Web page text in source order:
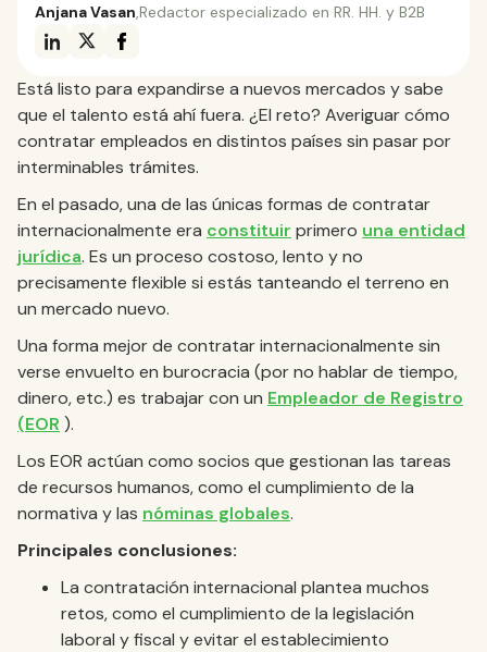
Anjana Vasan Redactor especializado en RR. HH. y B2B
Está listo para expandirse a nuevos mercados y sabe
que el talento está ahí fuera. ¿El reto? Averiguar cómo
contratar empleados en distintos países sin pasar por
interminables trámites.
En el pasado, una de las únicas formas de contratar
internacionalmente era constituir primero una entidad
jurídica. Es un proceso costoso, lento y no
precisamente flexible si estás tanteando el terreno en
un mercado nuevo.
Una forma mejor de contratar internacionalmente sin
verse envuelto en burocracia (por no hablar de tiempo,
dinero, etc.) es trabajar con un Empleador de Registro
(EOR ).
Los EOR actúan como socios que gestionan las tareas
de recursos humanos, como el cumplimiento de la
normativa y las nóminas globales.
Principales conclusiones:
La contratación internacional plantea muchos
retos, como el cumplimiento de la legislación
laboral y fiscal y evitar el establecimiento